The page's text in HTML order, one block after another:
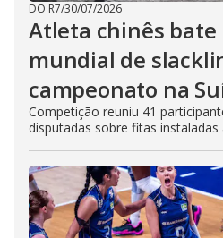
DO R7/30/07/2026
Atleta chinês bate
mundial de
campeonato na
Competição reuniu 41
disputadas sobre fitas